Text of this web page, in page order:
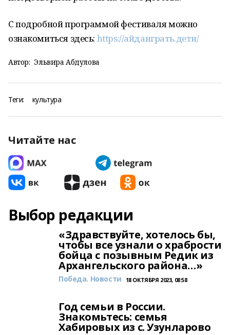
С подробной программой фестиваля можно
ознакомиться здесь: https://айдаиграть.дети/
Автор: Эльвира Абдулова
Теги: культура
Читайте нас
Выбор редакции
«Здравствуйте, хотелось бы,
чтобы все узнали о храбрости
бойца с позывным Редик из
Архангельского района…»
Победа. Новости 18 ОКТЯБРЯ 2023, 08:58
Год семьи в России.
Знакомьтесь: семья
Хабировых из с. Узунларово